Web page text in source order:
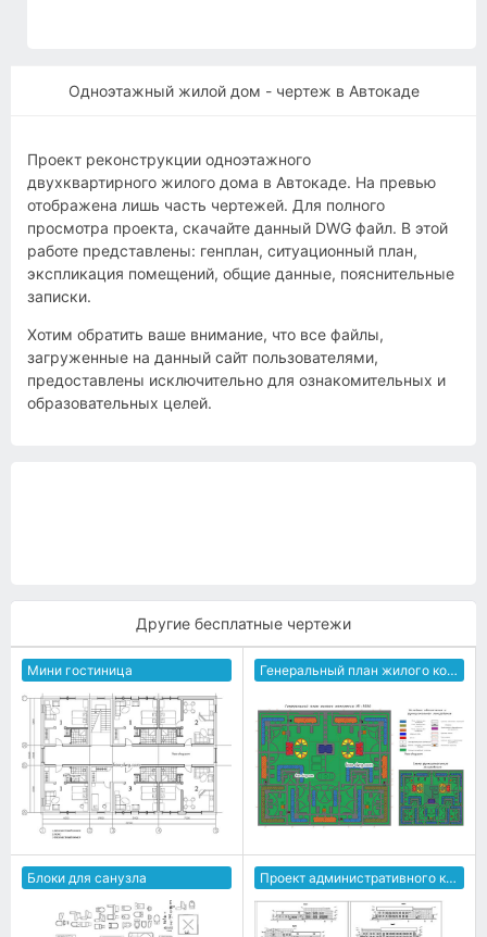
Одноэтажный жилой дом - чертеж в Автокаде
Проект реконструкции одноэтажного
двухквартирного жилого дома в Автокаде. На превью
отображена лишь часть чертежей. Для полного
просмотра проекта, скачайте данный DWG файл. В этой
работе представлены: генплан, ситуационный план,
экспликация помещений, общие данные, пояснительные
записки.
Хотим обратить ваше внимание, что все файлы,
загруженные на данный сайт пользователями,
предоставлены исключительно для ознакомительных и
образовательных целей.
Другие бесплатные чертежи
Мини гостиница Генеральный план жилого комплекса
Блоки для санузла Проект административного корпуса зоопарка